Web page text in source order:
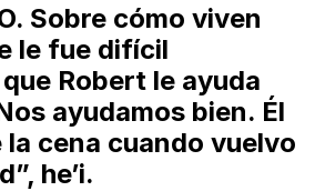
Sobre cómo viven
le fue difícil
Robert le ayuda
ayudamos bien. Él
la cena cuando vuelvo
he’i.